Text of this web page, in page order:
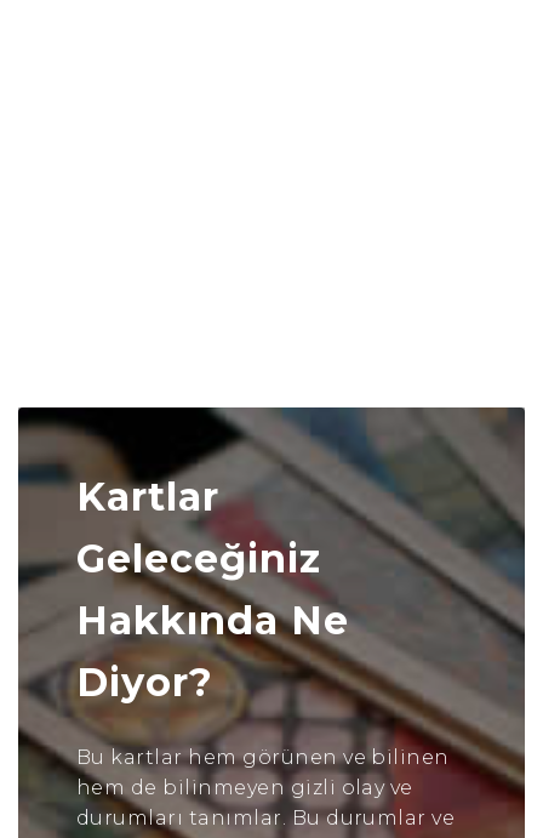
Kartlar
Geleceğiniz
Hakkında Ne
Diyor?
Bu kartlar hem görünen ve bilinen
hem de bilinmeyen gizli olay ve
durumları tanımlar. Bu durumlar ve